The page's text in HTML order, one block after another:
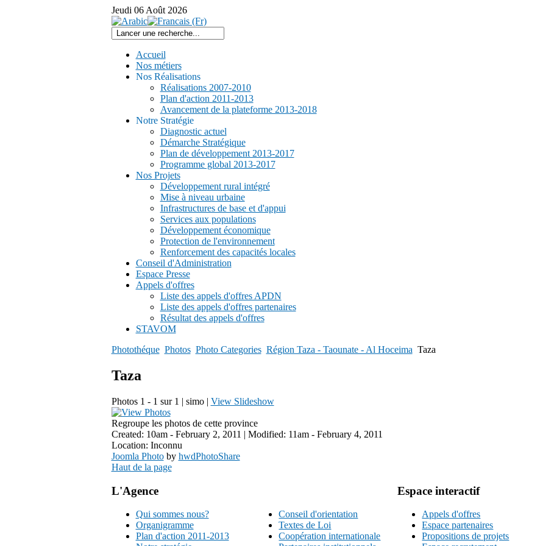
Jeudi 06 Août 2026
Accueil
Nos métiers
Nos Réalisations
Réalisations 2007-2010
Plan d'action 2011-2013
Avancement de la plateforme 2013-2018
Notre Stratégie
Diagnostic actuel
Démarche Stratégique
Plan de développement 2013-2017
Programme global 2013-2017
Nos Projets
Développement rural intégré
Mise à niveau urbaine
Infrastructures de base et d'appui
Services aux populations
Développement économique
Protection de l'environnement
Renforcement des capacités locales
Conseil d'Administration
Espace Presse
Appels d'offres
Liste des appels d'offres APDN
Liste des appels d'offres partenaires
Résultat des appels d'offres
STAVOM
Photothéque Photos Photo Categories Région Taza - Taounate - Al Hoceima Taza
Taza
Photos 1 - 1 sur 1 | simo | View Slideshow
Regroupe les photos de cette province
Created: 10am - February 2, 2011 | Modified: 11am - February 4, 2011
Location: Inconnu
Joomla Photoby hwdPhotoShare
Haut de la page
L'Agence
Qui sommes nous?
Organigramme
Plan d'action 2011-2013
Conseil d'orientation
Textes de Loi
Coopération internationale
Espace interactif
Appels d'offres
Espace partenaires
Propositions de projets